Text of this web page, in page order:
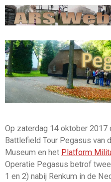
Ga
direct
de
hoofdinhoud
Op zaterdag 14 oktober 2017
Battlefield Tour Pegasus van
Museum en het Platform
Operatie Pegasus betrof
1 en 2) nabij Renkum in de